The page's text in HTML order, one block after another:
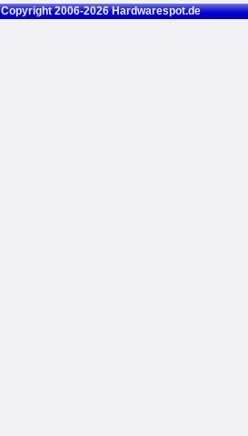
Copyright 2006-2026 Hardwarespot.de